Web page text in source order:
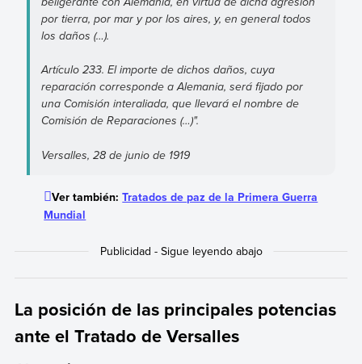
por tierra, por mar y por los aires, y, en general todos
los daños (…).
Artículo 233. El importe de dichos daños, cuya
reparación corresponde a Alemania, será fijado por
una Comisión interaliada, que llevará el nombre de
Comisión de Reparaciones (…)".
Versalles, 28 de junio de 1919
Ver también:Tratados de paz de la Primera Guerra
Mundial
La posición de las principales potencias
ante el Tratado de Versalles